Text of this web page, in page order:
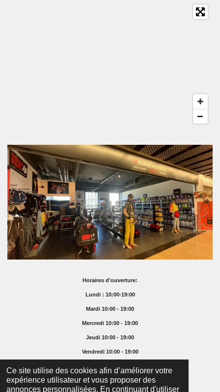
Ce site utilise des cookies afin d’améliorer votre
expérience utilisateur et vous proposer des
annonces personnalisées. En continuant d'utiliser
Horaires d'ouverture:
Lundi : 10:00-19:00
Mardi 10:00 - 19:00
Mercredi 10:00 - 19:00
Jeudi 10:00 - 19:00
Vendredi 10:00 - 19:00
Samedi 10:00 - 16:00
Dimanche Fermé
© 2025 Supremefoodshop.ch